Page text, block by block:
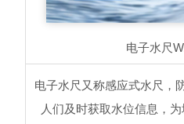
电子水尺
电子水尺又称感应式水尺，
人们及时获取水位信息，